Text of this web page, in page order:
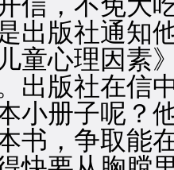
版社通知他
童心理因素
出版社在信
小册子呢？
书，争取